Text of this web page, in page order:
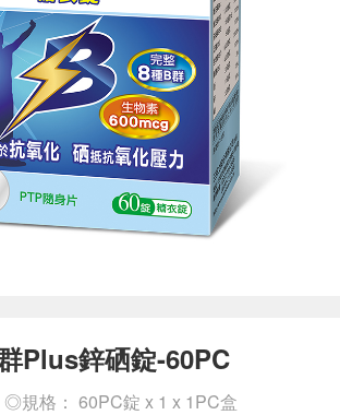
Plus鋅硒錠-60PC
◎規格： 60PC錠 x 1 x 1PC盒